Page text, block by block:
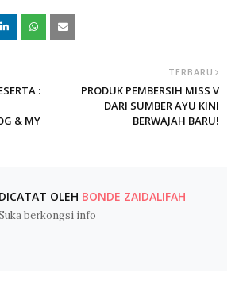
TERBARU
PRODUK PEMBERSIH MISS V
DARI SUMBER AYU KINI
BERWAJAH BARU!
:
& MY
DICATAT OLEH BONDE ZAIDALIFAH
berkongsi info